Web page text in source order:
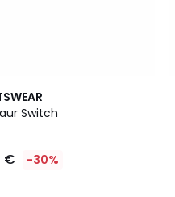
Switch
€ -30%